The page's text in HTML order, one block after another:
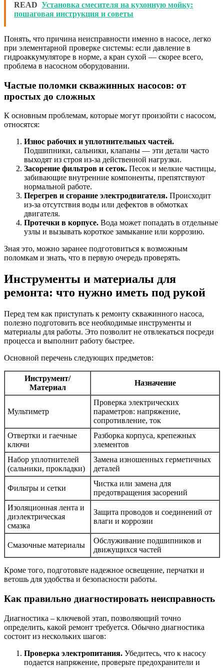
READ Установка смесителя на кухонную мойку:
пошаговая инструкция и советы
Понять, что причина неисправности именно в насосе, легко
при элементарной проверке системы: если давление в
гидроаккумуляторе в норме, а кран сухой — скорее всего,
проблема в насосном оборудовании.
Частые поломки скважинных насосов: от
простых до сложных
К основным проблемам, которые могут произойти с насосом,
относятся:
Износ рабочих и уплотнительных частей.
Подшипники, сальники, клапаны — эти детали часто
выходят из строя из-за действенной нагрузки.
Засорение фильтров и сеток. Песок и мелкие частицы,
забивающие внутренние компоненты, препятствуют
нормальной работе.
Перегрев и сгорание электродвигателя. Происходит
из-за отсутствия воды или дефектов в обмотках
двигателя.
Протечки в корпусе. Вода может попадать в отдельные
узлы и вызывать короткое замыкание или коррозию.
Зная это, можно заранее подготовиться к возможным
поломкам и знать, что в первую очередь проверять.
Инструменты и материалы для
ремонта: что нужно иметь под рукой
Перед тем как приступать к ремонту скважинного насоса,
полезно подготовить все необходимые инструменты и
материалы для работы. Это позволит не отвлекаться посреди
процесса и выполнит работу быстрее.
Основной перечень следующих предметов:
Инструмент/
Материал
Назначение
Мультиметр
Проверка электрических
параметров: напряжение,
сопротивление, ток
Отвертки и гаечные
ключи
Разборка корпуса, крепежных
элементов
Набор уплотнителей
(сальники, прокладки)
Замена изношенных герметичных
деталей
Фильтры и сетки
Чистка или замена для
предотвращения засорений
Изоляционная лента и
диэлектрическая
смазка
Защита проводов и соединений от
влаги и коррозии
Смазочные материалы
Обслуживание подшипников и
движущихся частей
Кроме того, подготовьте надежное освещение, перчатки и
ветошь для удобства и безопасности работы.
Как правильно диагностировать неисправность
Диагностика – ключевой этап, позволяющий точно
определить, какой ремонт требуется. Обычно диагностика
состоит из нескольких шагов:
Проверка электропитания. Убедитесь, что к насосу
подается напряжение, проверьте предохранители и